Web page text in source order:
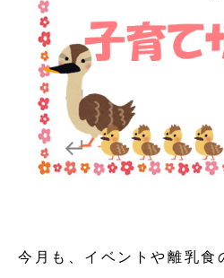
今月も、イベントや離乳食